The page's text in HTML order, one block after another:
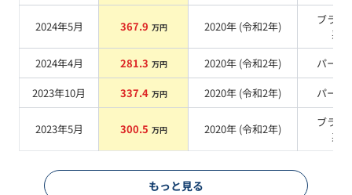
2024年5月 367.9 万円 2020年 (令和2年)
ブラッ
系
2024年4月
281.3 万円 2020年 (令和2年) パール
2023年10月
337.4 万円 2020年 (令和2年) パール
2023年5月 300.5 万円 2020年 (令和2年)
ブラッ
系
もっと見る